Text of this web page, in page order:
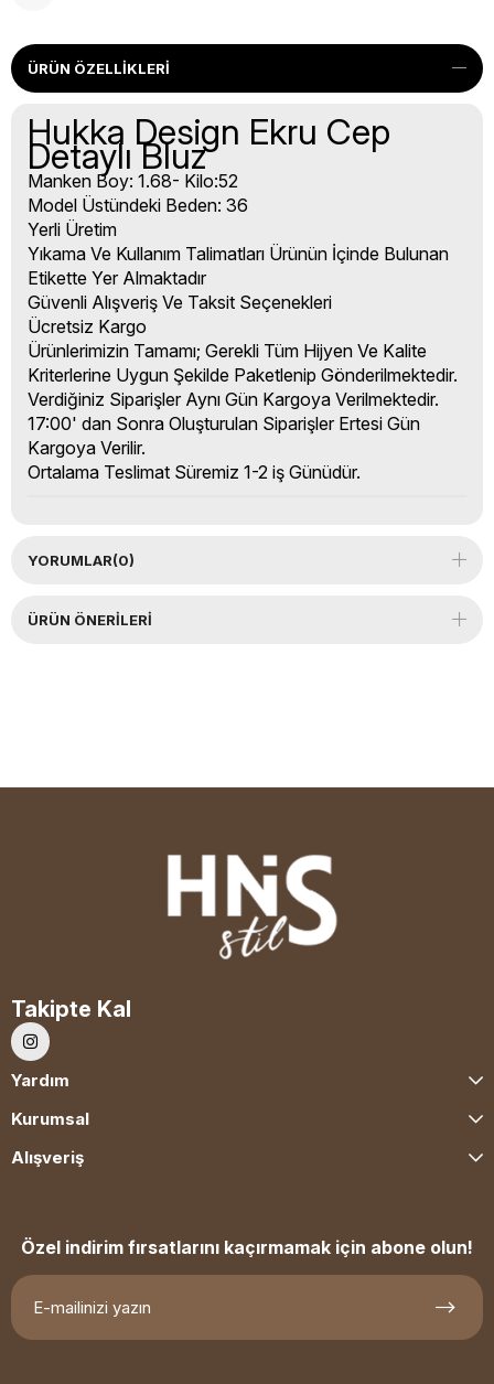
ÜRÜN ÖZELLIKLERI
Hukka Design Ekru Cep
Detaylı Bluz
Manken Boy: 1.68- Kilo:52
Model Üstündeki Beden: 36
Yerli Üretim
Yıkama Ve Kullanım Talimatları Ürünün İçinde Bulunan
Etikette Yer Almaktadır
Güvenli Alışveriş Ve Taksit Seçenekleri
Ücretsiz Kargo
Ürünlerimizin Tamamı; Gerekli Tüm Hijyen Ve Kalite
Kriterlerine Uygun Şekilde Paketlenip Gönderilmektedir.
Verdiğiniz Siparişler Aynı Gün Kargoya Verilmektedir.
17:00' dan Sonra Oluşturulan Siparişler Ertesi Gün
Kargoya Verilir.
Ortalama Teslimat Süremiz 1-2 iş Günüdür.
YORUMLAR(0)
ÜRÜN ÖNERILERI
Takipte Kal
Yardım
Kurumsal
Alışveriş
Özel indirim fırsatlarını kaçırmamak için abone olun!